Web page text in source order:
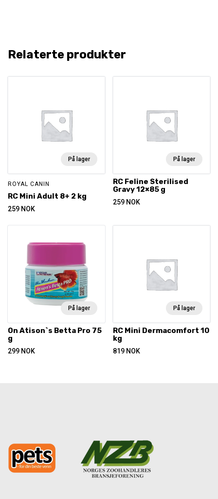
Relaterte produkter
På lager
ROYAL CANIN
RC Mini Adult 8+ 2 kg
259 NOK
På lager
RC Feline Sterilised
Gravy 12×85 g
259 NOK
På lager
On Atison`s Betta Pro 75
g
299 NOK
På lager
RC Mini Dermacomfort 10
kg
819 NOK